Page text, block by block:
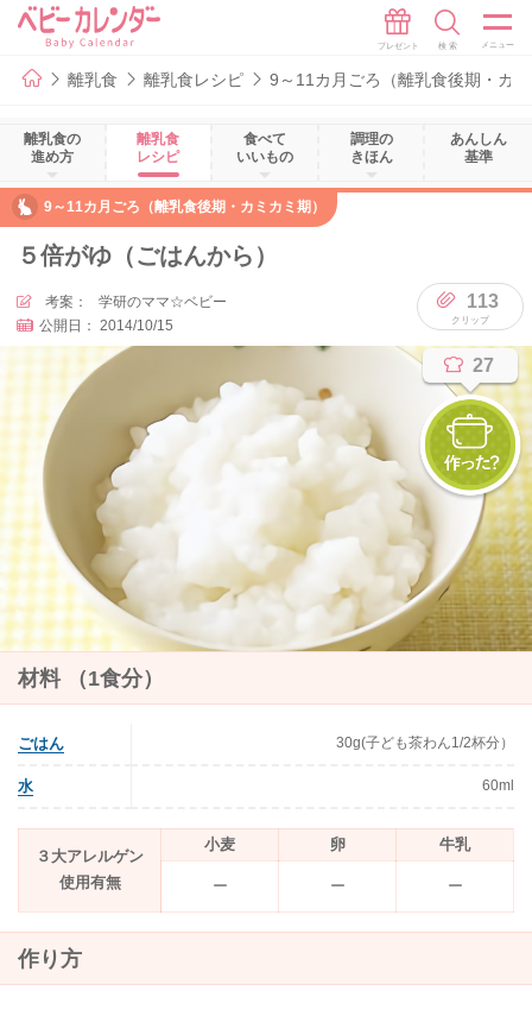
離乳食 離乳食レシピ 9～11カ月ごろ（離乳食後期・カ
離乳食の
進め方
離乳食
レシピ
食べて
いいもの
調理の
きほん
あんしん
基準
9～11カ月ごろ（離乳食後期・カミカミ期）
５倍がゆ（ごはんから）
考案：
学研のママ☆ベビー
公開日：
2014/10/15
113
27
材料 （1食分）
ごはん 30g(子ども茶わん1/2杯分）
水 60ml
３大アレルゲン
使用有無
小麦 卵 牛乳
ー ー ー
作り方